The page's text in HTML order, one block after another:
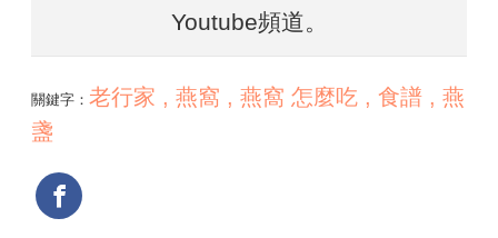
Youtube頻道。
關鍵字： 老行家 , 燕窩 , 燕窩 怎麼吃 , 食譜 , 燕
盞